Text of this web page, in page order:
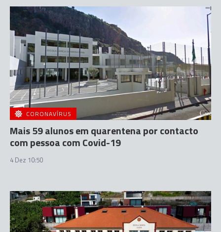
CORONAVÍRUS
Mais 59 alunos em quarentena por contacto
com pessoa com Covid-19
4 Dez 10:50